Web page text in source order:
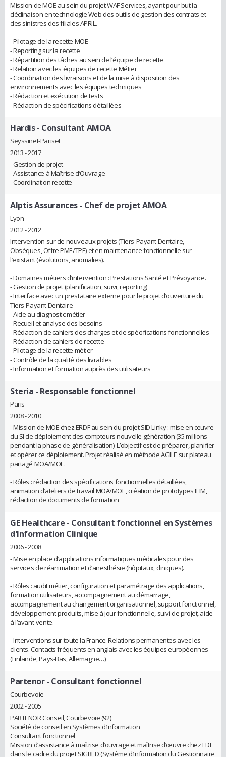
Mission de MOE au sein du projet WAF Services, ayant pour but la
déclinaison en technologie Web des outils de gestion des contrats et
des sinistres des filiales APRIL.
- Pilotage de la recette MOE
- Reporting sur la recette
- Répartition des tâches au sein de l’équipe de recette
- Relation avec les équipes de recette Métier
- Coordination des livraisons et de la mise à disposition des
environnements avec les équipes techniques
- Rédaction et exécution de tests
- Rédaction de spécifications détaillées
Hardis- Consultant AMOA
Seyssinet-Pariset
2013 - 2017
- Gestion de projet
- Assistance à Maîtrise d’Ouvrage
- Coordination recette
Alptis Assurances- Chef de projet AMOA
Lyon
2012 - 2012
Intervention sur de nouveaux projets (Tiers-Payant Dentaire,
Obsèques, Offre PME/TPE) et en maintenance fonctionnelle sur
l’existant (évolutions, anomalies).
- Domaines métiers d’intervention : Prestations Santé et Prévoyance.
- Gestion de projet (planification, suivi, reporting)
- Interface avec un prestataire externe pour le projet d’ouverture du
Tiers-Payant Dentaire
- Aide au diagnostic métier
- Recueil et analyse des besoins
- Rédaction de cahiers des charges et de spécifications fonctionnelles
- Rédaction de cahiers de recette
- Pilotage de la recette métier
- Contrôle de la qualité des livrables
- Information et formation auprès des utilisateurs
Steria - Responsable fonctionnel
Paris
2008 - 2010
- Mission de MOE chez ERDF au sein du projet SID Linky : mise en œuvre
du SI de déploiement des compteurs nouvelle génération (35 millions
pendant la phase de généralisation). L’objectif est de préparer, planifier
et opérer ce déploiement. Projet réalisé en méthode AGILE sur plateau
partagé MOA/MOE.
- Rôles : rédaction des spécifications fonctionnelles détaillées,
animation d’ateliers de travail MOA/MOE, création de prototypes IHM,
rédaction de documents de formation
GE Healthcare - Consultant fonctionnel en Systèmes
d'Information Clinique
2006 - 2008
- Mise en place d’applications informatiques médicales pour des
services de réanimation et d’anesthésie (hôpitaux, cliniques).
- Rôles : audit métier, configuration et paramétrage des applications,
formation utilisateurs, accompagnement au démarrage,
accompagnement au changement organisationnel, support fonctionnel,
développement produits, mise à jour fonctionnelle, suivi de projet, aide
à l’avant-vente.
- Interventions sur toute la France. Relations permanentes avec les
clients. Contacts fréquents en anglais avec les équipes européennes
(Finlande, Pays-Bas, Allemagne…)
Partenor- Consultant fonctionnel
Courbevoie
2002 - 2005
PARTENOR Conseil, Courbevoie (92)
Société de conseil en Systèmes d’Information
Consultant fonctionnel
Mission d’assistance à maîtrise d’ouvrage et maîtrise d’œuvre chez EDF
dans le cadre du projet SIGRED (Système d’Information du Gestionnaire